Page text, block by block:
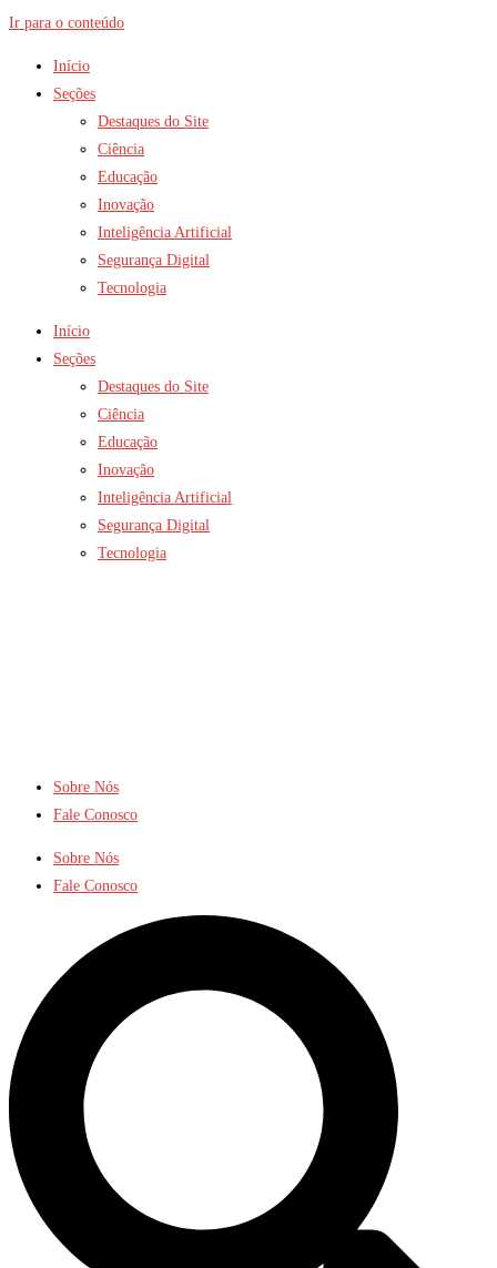
Ir para o conteúdo
Início
Seções
Destaques do Site
Ciência
Educação
Inovação
Inteligência Artificial
Segurança Digital
Tecnologia
Início
Seções
Destaques do Site
Ciência
Educação
Inovação
Inteligência Artificial
Segurança Digital
Tecnologia
Sobre Nós
Fale Conosco
Sobre Nós
Fale Conosco